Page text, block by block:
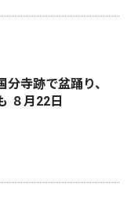
寺跡で盆踊り、
８月22日